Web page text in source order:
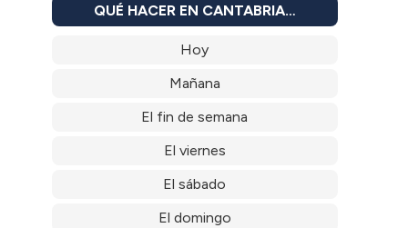
QUÉ HACER EN CANTABRIA…
Hoy
Mañana
El fin de semana
El viernes
El sábado
El domingo